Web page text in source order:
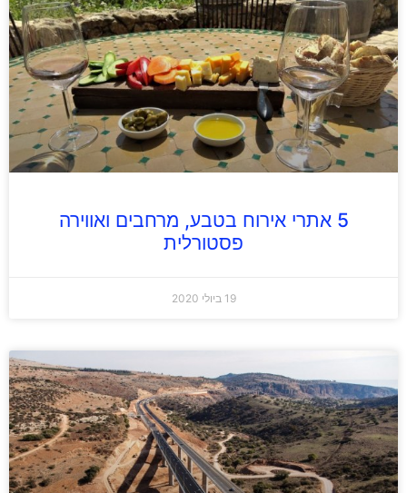
5 אתרי אירוח בטבע, מרחבים ואווירה
פסטורלית
19 ביולי 2020